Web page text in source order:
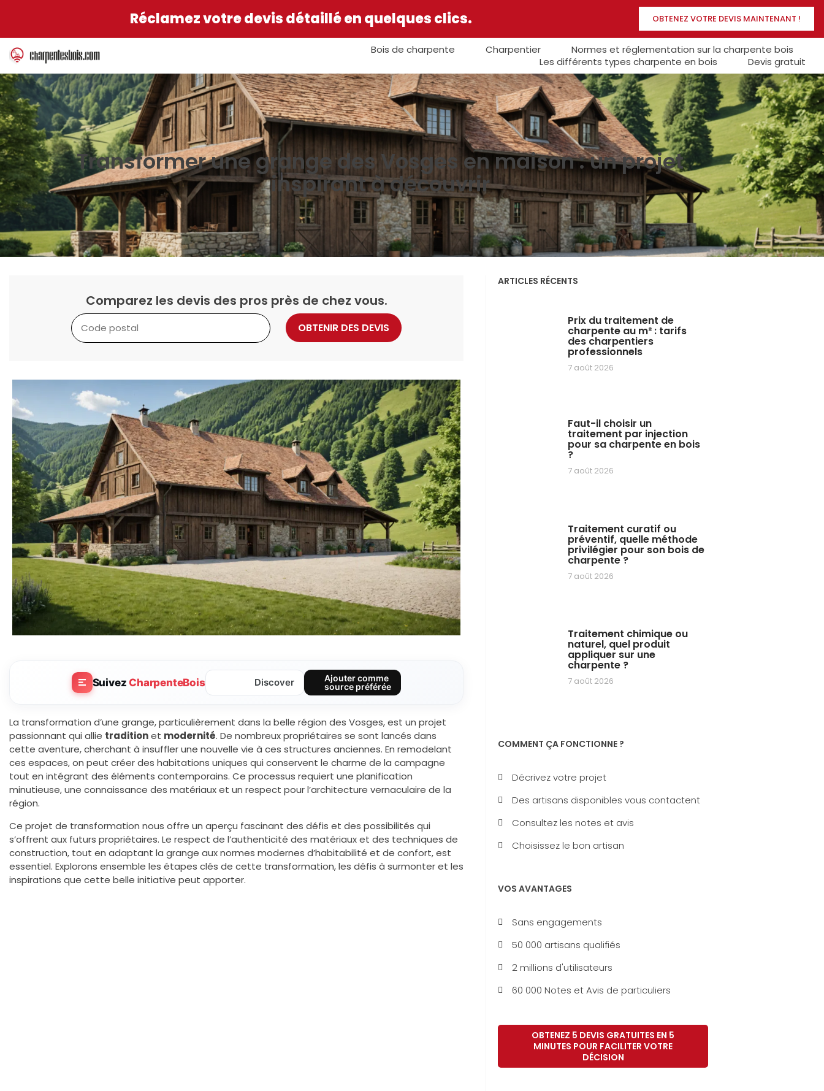
Réclamez votre devis détaillé en quelques clics. OBTENEZ VOTRE DEVIS MAINTENANT !
Bois de charpente Charpentier
Normes et réglementation sur la charpente bois
Les différents types charpente en bois
Devis gratuit
Transformer une grange des Vosges en maison : un projet
inspirant à découvrir
Comparez les devis des pros près de chez vous.
OBTENIR DES DEVIS
SuivezCharpenteBois Discover
Ajouter comme
source préférée
La transformation d’une grange, particulièrement dans la belle région des Vosges, est un projet
passionnant qui allie traditionet modernité. De nombreux propriétaires se sont lancés dans
cette aventure, cherchant à insuffler une nouvelle vie à ces structures anciennes. En remodelant
ces espaces, on peut créer des habitations uniques qui conservent le charme de la campagne
tout en intégrant des éléments contemporains. Ce processus requiert une planification
minutieuse, une connaissance des matériaux et un respect pour l’architecture vernaculaire de la
région.
Ce projet de transformation nous offre un aperçu fascinant des défis et des possibilités qui
s’offrent aux futurs propriétaires. Le respect de l’authenticité des matériaux et des techniques de
construction, tout en adaptant la grange aux normes modernes d’habitabilité et de confort, est
essentiel. Explorons ensemble les étapes clés de cette transformation, les défis à surmonter et les
inspirations que cette belle initiative peut apporter.
ARTICLES RÉCENTS
Prix du traitement de
charpente au m² : tarifs
des charpentiers
professionnels
7 août 2026
Faut-il choisir un
traitement par injection
pour sa charpente en bois
?
7 août 2026
Traitement curatif ou
préventif, quelle méthode
privilégier pour son bois de
charpente ?
7 août 2026
Traitement chimique ou
naturel, quel produit
appliquer sur une
charpente ?
7 août 2026
COMMENT ÇA FONCTIONNE ?
Décrivez votre projet
Des artisans disponibles vous contactent
Consultez les notes et avis
Choisissez le bon artisan
VOS AVANTAGES
Sans engagements
50 000 artisans qualifiés
2 millions d'utilisateurs
60 000 Notes et Avis de particuliers
OBTENEZ 5 DEVIS GRATUITES EN 5
MINUTES POUR FACILITER VOTRE
DÉCISION